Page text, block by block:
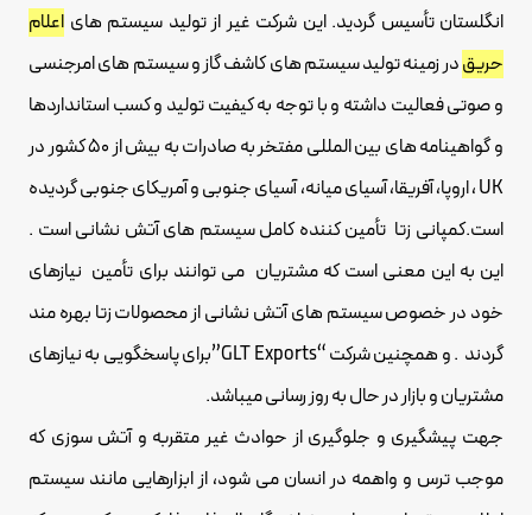
انگلستان تأسیس گردید. این شرکت غیر از تولید سیستم های اعلام
حریقدر زمینه تولید سیستم های کاشف گاز و سیستم های امرجنسی
و صوتی فعالیت داشته و با توجه به کیفیت تولید و کسب استانداردها
و گواهینامه های بین المللی مفتخر به صادرات به بیش از ۵۰ کشور در
UK ، اروپا، آفریقا، آسیای میانه، آسیای جنوبی و آمریکای جنوبی گردیده
است.کمپانی زتا تأمین کننده کامل سیستم های آتش نشانی است .
این به این معنی است که مشتریان می توانند برای تأمین نیازهای
خود در خصوص سیستم های آتش نشانی از محصولات زتا بهره مند
گردند . و همچنین شرکت “GLT Exports”برای پاسخگویی به نیازهای
مشتریان و بازار در حال به روز رسانی میباشد.
جهت پیشگیری و جلوگیری از حوادث غیر متقربه و آتش سوزی که
موجب ترس و واهمه در انسان می شود، از ابزارهایی مانند سیستم